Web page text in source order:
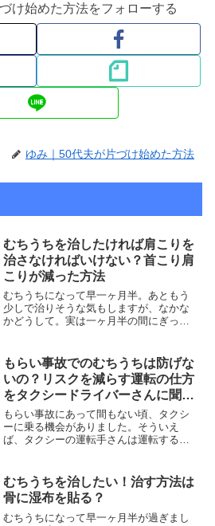
け始めた方法をフォローする
ゆみ｜50代夫が片づけ始めた方法
むちうちを治したければ肩こりを
治さなければいけない？首こり肩
こりが減った方法
むちうちになって早一ヶ月半。あともう
少しで治りそうな気もしますが、なかな
かどうして。実は一ヶ月半の間にぎっく
に痛かったのに。むちうちは、最初、あ
れ？なんか変？もしかして...
もらい事故でのむちうちは防げな
いの？リスクを減らす運転の仕方
をタクシードライバーさんに聞い
てみた
もらい事故にあって間もない頃、タクシ
ーに乗る機会がありました。そういえ
ば、タクシーの運転手さんは運転する事
付いた私は、思わず聞いてみましたよ。
タクシードライバーさんが気...
むちうちを治したい！治す方法は
骨に湿布を貼る？
むちうちになって早一ヶ月半が過ぎまし